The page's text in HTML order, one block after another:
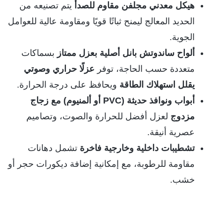
هيكل معدني مجلفن مقاوم للصدأ يتم تصنيعه من
الحديد المعالج ليمنح ثباتًا قويًا ومقاومة عالية للعوامل
الجوية.
ألواح ساندوتش بانل أصلية بعزل ممتاز بسماكات
متعددة حسب الحاجة، توفر عزلًا حراري وصوتي
يقلل استهلاك الطاقة ويحافظ على درجة الحرارة.
أبواب ونوافذ حديثة (PVC أو ألمنيوم) مع زجاج
مزدوج لعزل أفضل للحرارة والصوت، وتصاميم
عصرية أنيقة.
تشطيبات داخلية وخارجية فاخرة تشمل دهانات
مقاومة للرطوبة، مع إمكانية إضافة ديكورات حجر أو
خشب.